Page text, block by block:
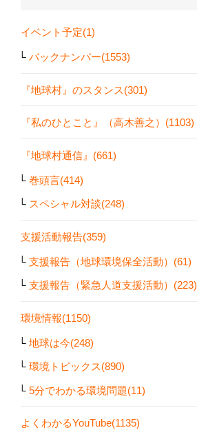
イベント予定(1)
バックナンバー(1553)
『地球村』のスタンス(301)
『私のひとこと』（高木善之）(1103)
『地球村通信』(661)
巻頭言(414)
スペシャル対談(248)
支援活動報告(359)
支援報告（地球環境保全活動）(61)
支援報告（緊急人道支援活動）(223)
環境情報(1150)
地球は今(248)
環境トピックス(890)
5分でわかる環境問題(11)
よくわかるYouTube(1135)